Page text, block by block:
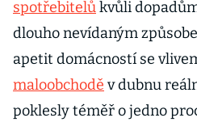
spotřebitelůkvůli
dlouho nevídaným
apetit domácností se
maloobchodě v dubnu
poklesly téměř o jedno